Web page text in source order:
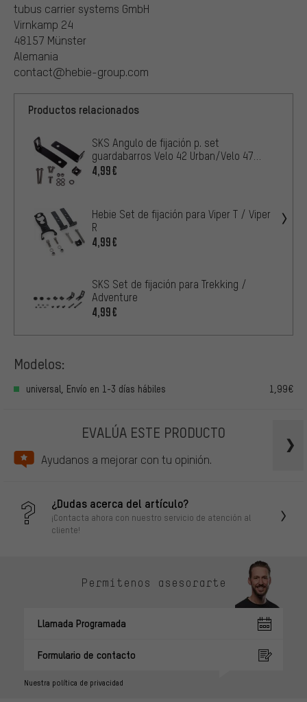
tubus carrier systems GmbH
Virnkamp 24
48157 Münster
Alemania
contact@hebie-group.com
Productos relacionados
SKS Angulo de fijación p. set
guardabarros Velo 42 Urban/Velo 47
Trekking
4,99€
Hebie Set de fijación para Viper T / Viper
R
4,99€
SKS Set de fijación para Trekking /
Adventure
4,99€
Modelos:
universal, Envío en 1-3 días hábiles 1,99€
EVALÚA ESTE PRODUCTO
Ayudanos a mejorar con tu opinión.
¿Dudas acerca del artículo?
¡Contacta ahora con nuestro servicio de atención al
cliente!
Permítenos asesorarte
Llamada Programada
Formulario de contacto
Nuestra política de privacidad